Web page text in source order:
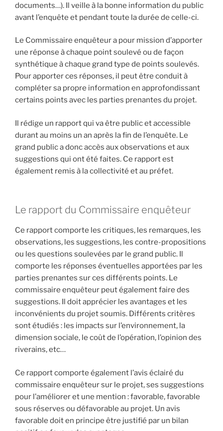
documents…). Il veille à la bonne information du public
avant l’enquête et pendant toute la durée de celle-ci.
Le Commissaire enquêteur a pour mission d’apporter
une réponse à chaque point soulevé ou de façon
synthétique à chaque grand type de points soulevés.
Pour apporter ces réponses, il peut être conduit à
compléter sa propre information en approfondissant
certains points avec les parties prenantes du projet.
Il rédige un rapport qui va être public et accessible
durant au moins un an après la fin de l’enquête. Le
grand public a donc accès aux observations et aux
suggestions qui ont été faites. Ce rapport est
également remis à la collectivité et au préfet.
Le rapport du Commissaire enquêteur
Ce rapport comporte les critiques, les remarques, les
observations, les suggestions, les contre-propositions
ou les questions soulevées par le grand public. Il
comporte les réponses éventuelles apportées par les
parties prenantes sur ces différents points. Le
commissaire enquêteur peut également faire des
suggestions. Il doit apprécier les avantages et les
inconvénients du projet soumis. Différents critères
sont étudiés : les impacts sur l’environnement, la
dimension sociale, le coût de l’opération, l’opinion des
riverains, etc…
Ce rapport comporte également l’avis éclairé du
commissaire enquêteur sur le projet, ses suggestions
pour l’améliorer et une mention : favorable, favorable
sous réserves ou défavorable au projet. Un avis
favorable doit en principe être justifié par un bilan